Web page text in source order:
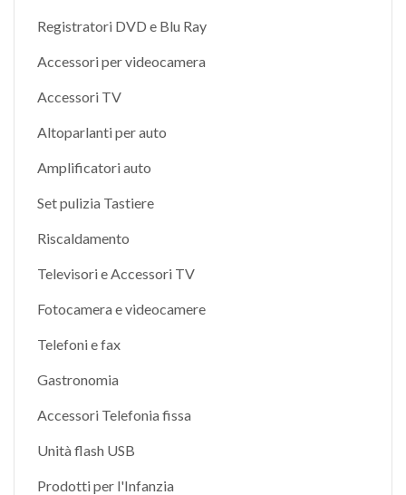
Registratori DVD e Blu Ray
Accessori per videocamera
Accessori TV
Altoparlanti per auto
Amplificatori auto
Set pulizia Tastiere
Riscaldamento
Televisori e Accessori TV
Fotocamera e videocamere
Telefoni e fax
Gastronomia
Accessori Telefonia fissa
Unità flash USB
Prodotti per l'Infanzia